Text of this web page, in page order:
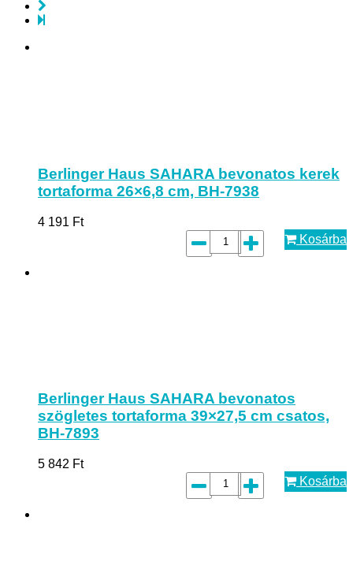
Berlinger Haus SAHARA bevonatos kerek
tortaforma 26×6,8 cm, BH-7938
4 191 Ft
Kosárba
Berlinger Haus SAHARA bevonatos
szögletes tortaforma 39×27,5 cm csatos,
BH-7893
5 842 Ft
Kosárba